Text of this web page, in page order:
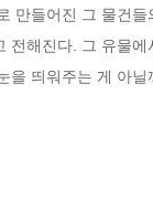
만들어진 그 물건
전해진다. 그 유물
을 띄워주는 게 아